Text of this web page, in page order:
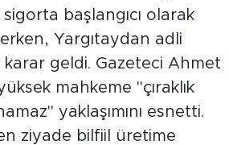
başlangıcı olarak
Yargıtaydan adli
geldi. Gazeteci Ahmet
mahkeme "çıraklık
yaklaşımını esnetti.
ziyade bilfiil üretime